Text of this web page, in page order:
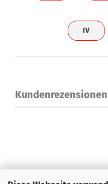
IV
Kundenrezensionen